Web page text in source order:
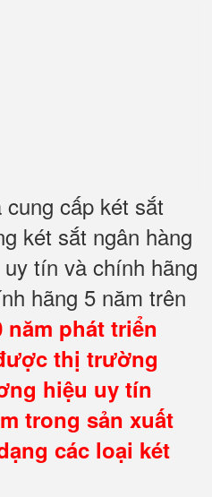
cấp két sắt
két sắt ngân hàng
tín và chính hãng
hãng 5 năm trên
năm phát triển
thị trường
hiệu uy tín
trong sản xuất
các loại két